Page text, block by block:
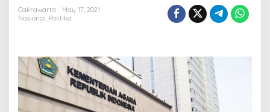
f
i
a
T
Cakrawarta
May 17, 2021
Nasional, Politika